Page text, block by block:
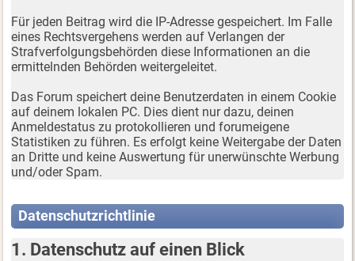
Für jeden Beitrag wird die IP-Adresse gespeichert. Im Falle
eines Rechtsvergehens werden auf Verlangen der
Strafverfolgungsbehörden diese Informationen an die
ermittelnden Behörden weitergeleitet.
Das Forum speichert deine Benutzerdaten in einem Cookie
auf deinem lokalen PC. Dies dient nur dazu, deinen
Anmeldestatus zu protokollieren und forumeigene
Statistiken zu führen. Es erfolgt keine Weitergabe der Daten
an Dritte und keine Auswertung für unerwünschte Werbung
und/oder Spam.
Datenschutzrichtlinie
1. Datenschutz auf einen Blick